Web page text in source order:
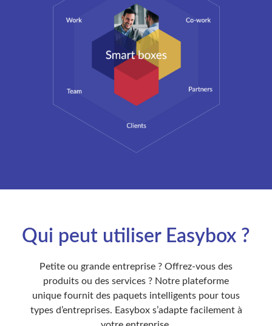
Qui peut utiliser Easybox ?
Petite ou grande entreprise ? Offrez-vous des
produits ou des services ? Notre plateforme
unique fournit des paquets intelligents pour tous
types d’entreprises. Easybox s’adapte facilement à